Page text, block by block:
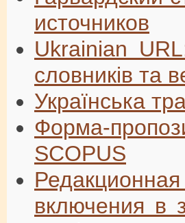
источников
Ukrainian
словників та
Українська
Форма-
SCOPUS
включения в